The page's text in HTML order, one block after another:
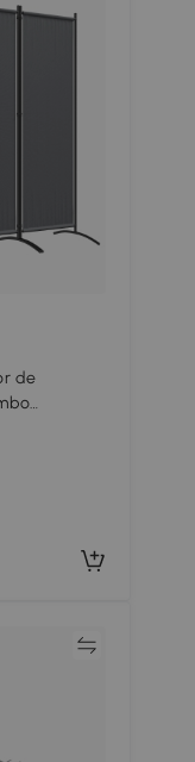
de
Largos
Escuro